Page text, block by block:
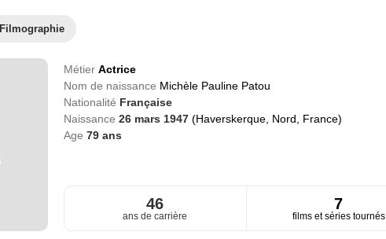
Filmographie
Métier Actrice
Nom de naissance Michèle Pauline Patou
Nationalité Française
Naissance 26 mars 1947 (Haverskerque, Nord, France)
Age 79ans
46
ans de carrière
7
films et séries tournés